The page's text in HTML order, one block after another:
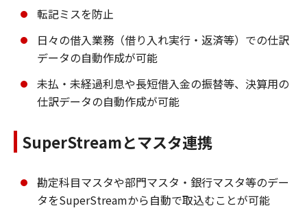
転記ミスを防止
日々の借入業務（借り入れ実行・返済等）での仕訳
データの自動作成が可能
未払・未経過利息や長短借入金の振替等、決算用の
仕訳データの自動作成が可能
SuperStreamとマスタ連携
勘定科目マスタや部門マスタ・銀行マスタ等のデー
タをSuperStreamから自動で取込むことが可能